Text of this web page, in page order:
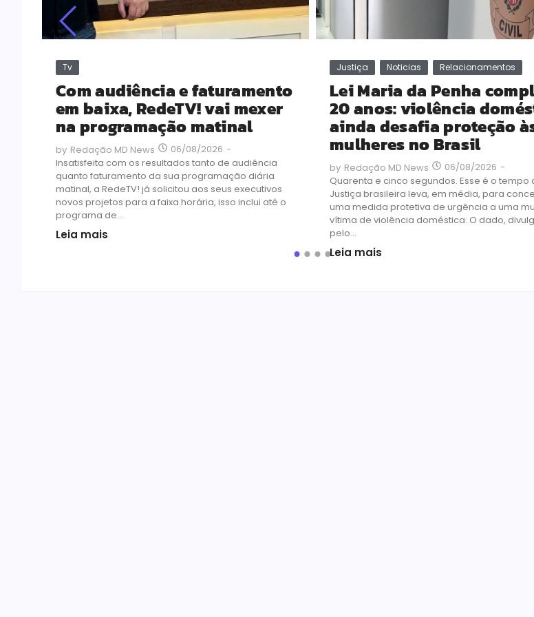
Tv
Com audiência e faturamento
em baixa, RedeTV! vai mexer
na programação matinal
by Redação MD News 06/08/2026 -
Insatisfeita com os resultados tanto de audiência
quanto faturamento da sua programação diária
matinal, a RedeTV! já solicitou aos seus executivos
novos projetos para a faixa horária, isso inclui até o
programa de...
Leia mais
Justiça Noticias Relacionamentos
Lei Maria da Penha
20 anos: violência
ainda desafia proteção
mulheres no Brasil
by Redação MD News 06/08/2026 -
Quarenta e cinco segundos. Esse é o tempo
Justiça brasileira leva, em média, para
uma medida protetiva de urgência a uma
vítima de violência doméstica. O dado,
pelo...
Leia mais